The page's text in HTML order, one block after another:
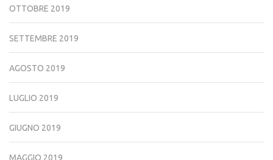
OTTOBRE 2019
SETTEMBRE 2019
AGOSTO 2019
LUGLIO 2019
GIUGNO 2019
MAGGIO 2019